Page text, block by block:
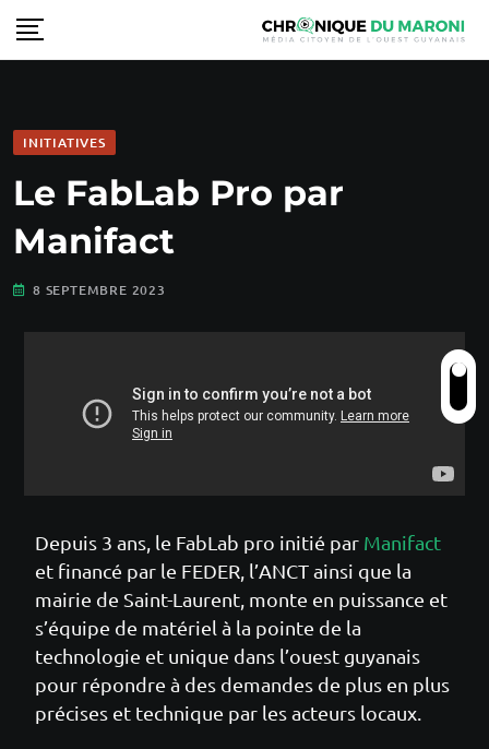
INITIATIVES
Le FabLab Pro par
Manifact
8 SEPTEMBRE 2023
Depuis 3 ans, le FabLab pro initié par Manifact
et financé par le FEDER, l’ANCT ainsi que la
mairie de Saint-Laurent, monte en puissance et
s’équipe de matériel à la pointe de la
technologie et unique dans l’ouest guyanais
pour répondre à des demandes de plus en plus
précises et technique par les acteurs locaux.